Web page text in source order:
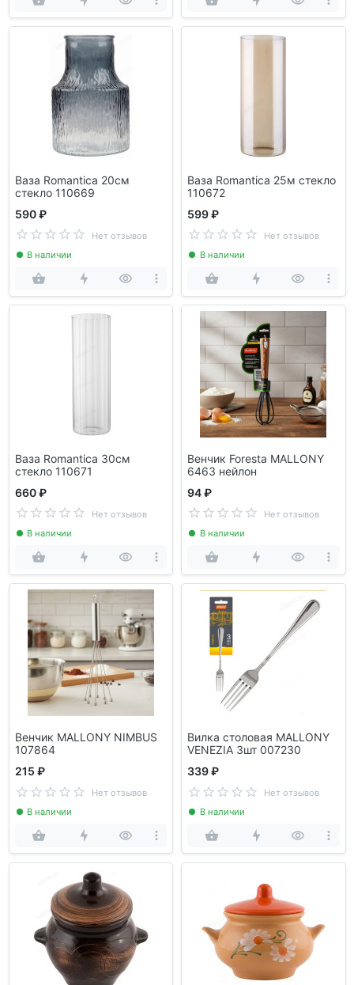
Ваза Romantica 20см
стекло 110669
590 ₽
Нет отзывов
В наличии
Ваза Romantica 25м стекло
110672
599 ₽
Нет отзывов
В наличии
Ваза Romantica 30см
стекло 110671
660 ₽
Нет отзывов
В наличии
Венчик Foresta MALLONY
6463 нейлон
94 ₽
Нет отзывов
В наличии
Венчик MALLONY NIMBUS
107864
215 ₽
Нет отзывов
В наличии
Вилка столовая MALLONY
VENEZIA 3шт 007230
339 ₽
Нет отзывов
В наличии